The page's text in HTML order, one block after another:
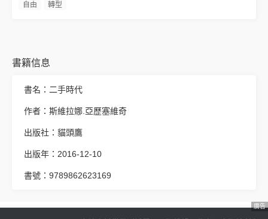
自由 轉型
書籍信息
書名：二手時代
作者：斯維拉娜.亞歷塞維奇
出版社：貓頭鷹
出版年：2016-12-10
書號：9789862623169
廣告